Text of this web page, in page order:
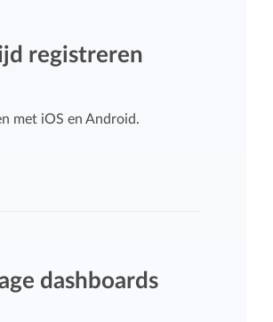
registreren
met iOS en Android.
dashboards